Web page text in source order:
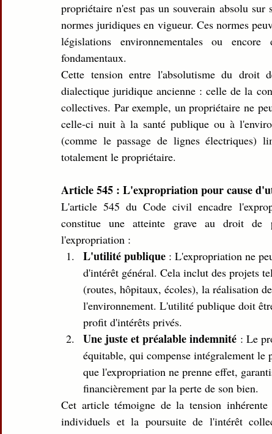
propriétaire n'est pas un souverain absolu
normes juridiques en vigueur. Ces normes
législations environnementales ou
fondamentaux.
Cette tension entre l'absolutisme du droit
dialectique juridique ancienne : celle de la
collectives. Par exemple, un propriétaire ne
celle-ci nuit à la santé publique ou à
(comme le passage de lignes électriques)
totalement le propriétaire.
Article 545 : L'expropriation pour cause
L'article 545 du Code civil encadre
constitue une atteinte grave au droit de
l'expropriation :
L'utilité publique : L'expropriation ne
d'intérêt général. Cela inclut des projets
(routes, hôpitaux, écoles), la réalisation
l'environnement. L'utilité publique doit
profit d'intérêts privés.
Une juste et préalable indemnité : Le
équitable, qui compense intégralement le
que l'expropriation ne prenne effet,
financièrement par la perte de son bien.
Cet article témoigne de la tension
individuels et la poursuite de l'intérêt